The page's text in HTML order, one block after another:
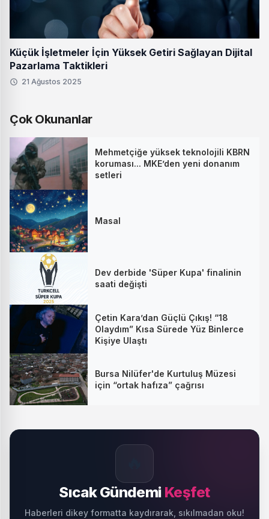
Küçük İşletmeler İçin Yüksek Getiri Sağlayan Dijital
Pazarlama Taktikleri
21 Ağustos 2025
Çok Okunanlar
Mehmetçiğe yüksek teknolojili KBRN
koruması... MKE’den yeni donanım
setleri
Masal
Dev derbide 'Süper Kupa' finalinin
saati değişti
Çetin Kara’dan Güçlü Çıkış! “18
Olaydım” Kısa Sürede Yüz Binlerce
Kişiye Ulaştı
Bursa Nilüfer'de Kurtuluş Müzesi
için “ortak hafıza” çağrısı
Sıcak Gündemi Keşfet
Haberleri dikey formatta kaydırarak, sıkılmadan oku!